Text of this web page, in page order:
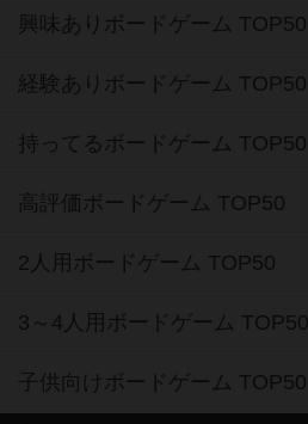
経験ありボードゲーム TOP50
持ってるボードゲーム TOP50
高評価ボードゲーム TOP50
2人用ボードゲーム TOP50
3～4人用ボードゲーム TOP50
子供向けボードゲーム TOP50
ボードゲームカフェ